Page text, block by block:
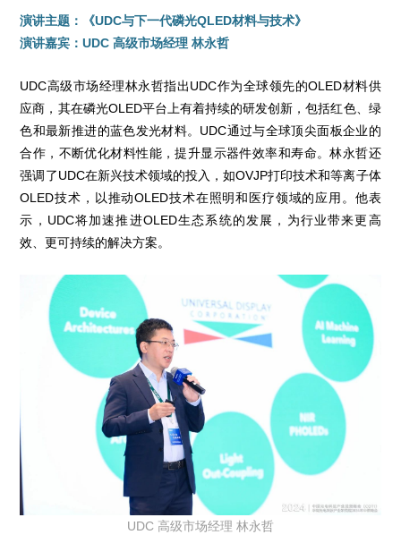
演讲主题：《UDC与下一代磷光QLED材料与技术》
演讲嘉宾：UDC 高级市场经理 林永哲
UDC高级市场经理林永哲指出UDC作为全球领先的OLED材料供
应商，其在磷光OLED平台上有着持续的研发创新，包括红色、绿
色和最新推进的蓝色发光材料。UDC通过与全球顶尖面板企业的
合作，不断优化材料性能，提升显示器件效率和寿命。林永哲还
强调了UDC在新兴技术领域的投入，如OVJP打印技术和等离子体
OLED技术，以推动OLED技术在照明和医疗领域的应用。他表
示，UDC将加速推进OLED生态系统的发展，为行业带来更高
效、更可持续的解决方案。
UDC 高级市场经理 林永哲